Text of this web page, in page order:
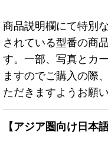
商品説明欄にて特別
されている型番の商
す。一部、写真とカ
ますのでご購入の際
ただきますようお願
【アジア圏向け日本